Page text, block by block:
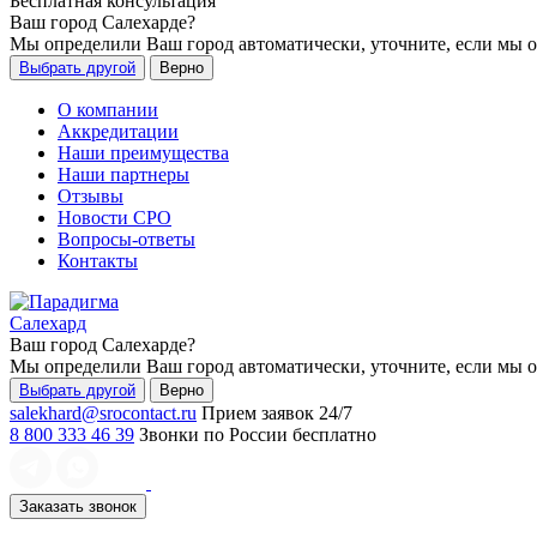
Ваш город Салехарде?
Мы определили Ваш город автоматически, уточните, если мы
Выбрать другой Верно
О компании
Аккредитации
Наши преимущества
Наши партнеры
Отзывы
Новости СРО
Вопросы-ответы
Контакты
Салехард
Ваш город Салехарде?
Мы определили Ваш город автоматически, уточните, если мы
Выбрать другой Верно
salekhard@srocontact.ru Прием заявок 24/7
8 800 333 46 39 Звонки по России бесплатно
Заказать звонок